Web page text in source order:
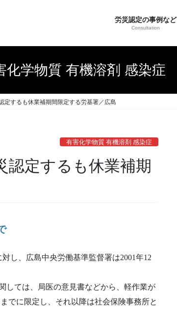
労災認定の事例など
Consultation
化学物質 有機溶剤 感染症
定するも休業補期間限定する労基署／広島
有害化学物質 有機溶剤 感染症
認定するも休業補期
し、広島中央労働基準監督署は2001年12
しては、局医の意見書などから、軽作業が
でに限定し、それ以降は社会保険事務所と